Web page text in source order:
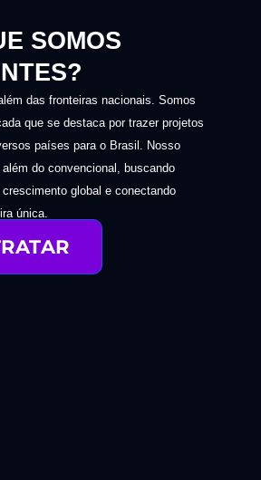
SOMOS
das fronteiras nacionais. Somos
que se destaca por trazer projetos
países para o Brasil. Nosso
do convencional, buscando
global e conectando
única.